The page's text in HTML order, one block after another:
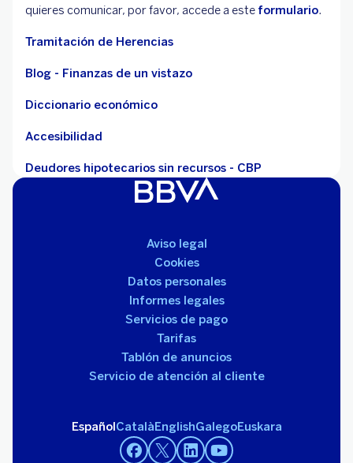
quieres comunicar, por favor, accede a este formulario.
Tramitación de Herencias
Blog - Finanzas de un vistazo
Diccionario económico
Accesibilidad
Deudores hipotecarios sin recursos - CBP
Aviso legal
Cookies
Datos personales
Informes legales
Servicios de pago
Tarifas
Tablón de anuncios
Servicio de atención al cliente
EspañolCatalàEnglishGalegoEuskara